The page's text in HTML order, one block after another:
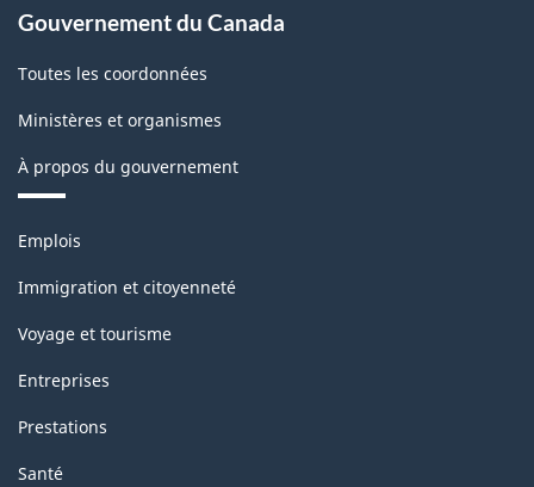
Gouvernement du Canada
Toutes les coordonnées
Ministères et organismes
À propos du gouvernement
Thèmes
sujets
Emplois
Immigration et citoyenneté
Voyage et tourisme
Entreprises
Prestations
Santé